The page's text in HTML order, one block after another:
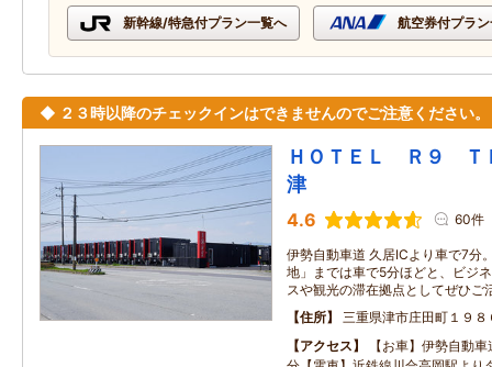
新幹線/特急付プラン一覧へ 航空券付プラ
◆ ２３時以降のチェックインはできませんのでご注意ください。
ＨＯＴＥＬ Ｒ９
津
4.6 60件
伊勢自動車道 久居ICより車で7分
地」までは車で5分ほどと、ビジ
スや観光の滞在拠点としてぜひご
住所
三重県津市庄田町１９８
アクセス
【お車】伊勢自動